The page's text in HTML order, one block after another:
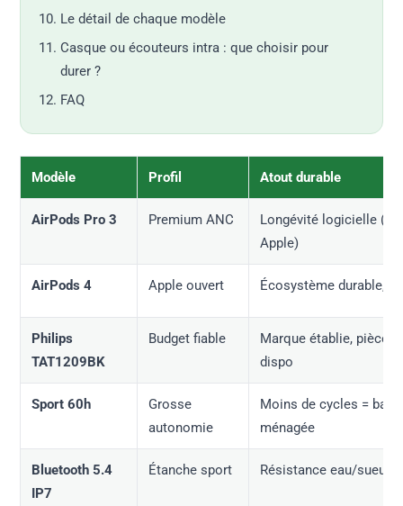
Le détail de chaque modèle
Casque ou écouteurs intra : que choisir pour
durer ?
FAQ
Modèle Profil Atout durable
AirPods Pro 3 Premium ANC
Longévité logicielle
Apple)
AirPods 4 Apple ouvert Écosystème durable,
Philips
TAT1209BK
Budget fiable
Marque établie, pièces
dispo
Sport 60h
Grosse
autonomie
Moins de cycles =
ménagée
Bluetooth 5.4
IP7
Étanche sport Résistance eau/sueur